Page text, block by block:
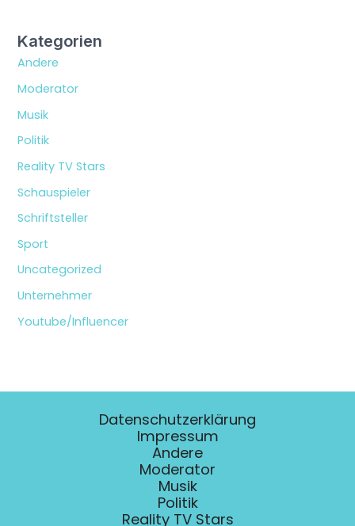
Kategorien
Andere
Moderator
Musik
Politik
Reality TV Stars
Schauspieler
Schriftsteller
Sport
Uncategorized
Unternehmer
Youtube/Influencer
Datenschutzerklärung
Impressum
Andere
Moderator
Musik
Politik
Reality TV Stars